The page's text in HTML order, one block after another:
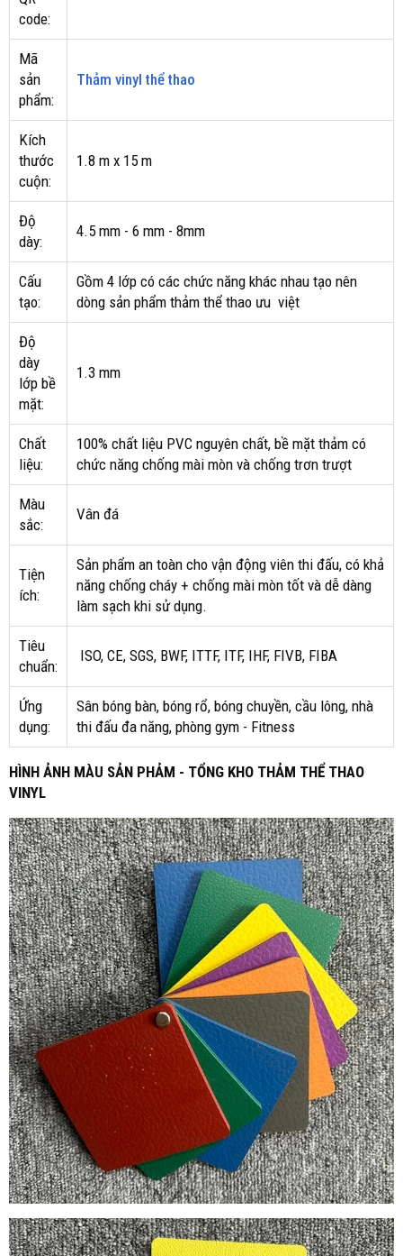
code:
Mã
sản
phẩm:
Thảm vinyl thể thao
Kích
thước
cuộn:
1.8 m x 15 m
Độ
dày:
4.5 mm - 6 mm - 8mm
Cấu
tạo:
Gồm 4 lớp có các chức năng khác nhau tạo nên
dòng sản phẩm thảm thể thao ưu việt
Độ
dày
lớp bề
mặt:
1.3 mm
Chất
liệu:
100% chất liệu PVC nguyên chất, bề mặt thảm có
chức năng chống mài mòn và chống trơn trượt
Màu
sắc:
Vân đá
Tiện
ích:
Sản phẩm an toàn cho vận động viên thi đấu, có khả
năng chống cháy + chống mài mòn tốt và dễ dàng
làm sạch khi sử dụng.
Tiêu
chuẩn:
ISO, CE, SGS, BWF, ITTF, ITF, IHF, FIVB, FIBA
Ứng
dụng:
Sân bóng bàn, bóng rổ, bóng chuyền, cầu lông, nhà
thi đấu đa năng, phòng gym - Fitness
HÌNH ẢNH MÀU SẢN PHẢM - TỔNG KHO THẢM THỂ THAO
VINYL